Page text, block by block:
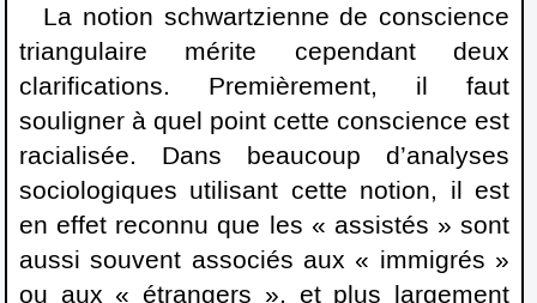
La notion schwartzienne de conscience
triangulaire mérite cependant deux
clarifications. Premièrement, il faut
souligner à quel point cette conscience est
racialisée. Dans beaucoup d’analyses
sociologiques utilisant cette notion, il est
en effet reconnu que les « assistés » sont
aussi souvent associés aux « immigrés »
ou aux « étrangers », et plus largement